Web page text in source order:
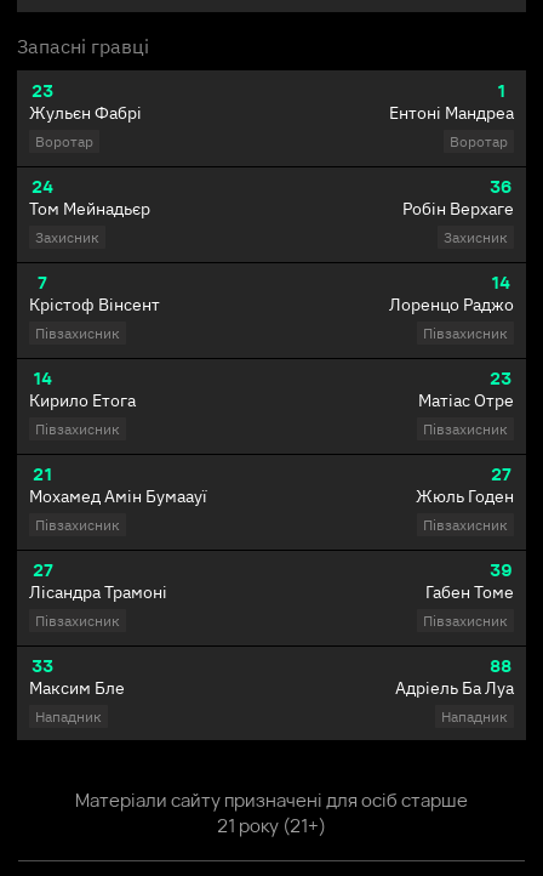
Запасні гравці
23
Жульєн Фабрі
Воротар
24
Том Мейнадьєр
Захисник
7
Крістоф Вінсент
Півзахисник
14
Кирило Етога
Півзахисник
21
Мохамед Амін Бумаауї
Півзахисник
27
Лісандра Трамоні
Півзахисник
33
Максим Бле
Нападник
1
Ентоні Мандреа
Воротар
36
Робін Верхаге
Захисник
14
Лоренцо Раджо
Півзахисник
23
Матіас Отре
Півзахисник
27
Жюль Годен
Півзахисник
39
Габен Томе
Півзахисник
88
Адріель Ба Луа
Нападник
Матеріали сайту призначені для осіб старше
21 року (21+)